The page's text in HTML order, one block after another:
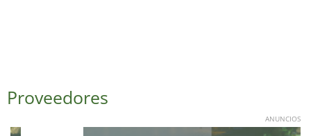
Proveedores
ANUNCIOS